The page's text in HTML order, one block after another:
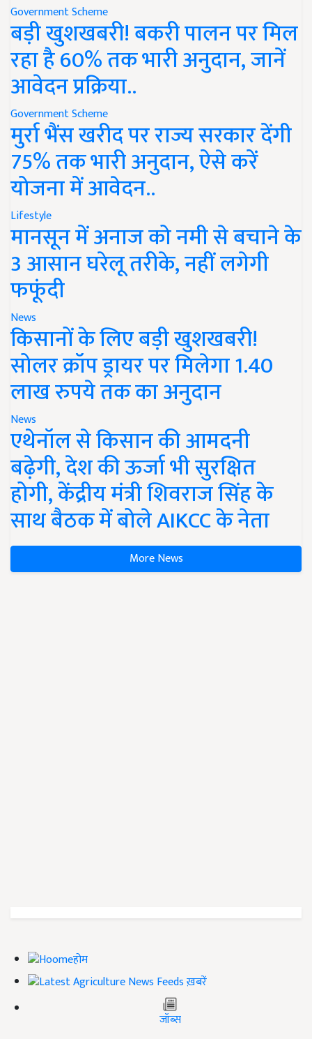
Government Scheme
बड़ी खुशखबरी! बकरी पालन पर मिल
रहा है 60% तक भारी अनुदान, जानें
आवेदन प्रक्रिया..
Government Scheme
मुर्रा भैंस खरीद पर राज्य सरकार देंगी
75% तक भारी अनुदान, ऐसे करें
योजना में आवेदन..
Lifestyle
मानसून में अनाज को नमी से बचाने के
3 आसान घरेलू तरीके, नहीं लगेगी
फफूंदी
News
किसानों के लिए बड़ी खुशखबरी!
सोलर क्रॉप ड्रायर पर मिलेगा 1.40
लाख रुपये तक का अनुदान
News
एथेनॉल से किसान की आमदनी
बढ़ेगी, देश की ऊर्जा भी सुरक्षित
होगी, केंद्रीय मंत्री शिवराज सिंह के
साथ बैठक में बोले AIKCC के नेता
More News
होम
ख़बरें
जॉब्स